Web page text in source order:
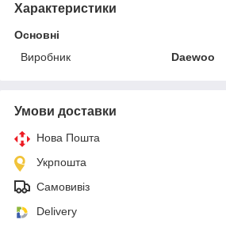
Характеристики
Основні
Виробник
Daewoo
Умови доставки
Нова Пошта
Укрпошта
Самовивіз
Delivery